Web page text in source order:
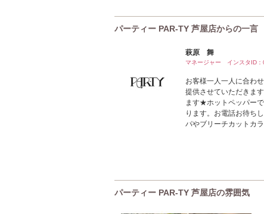
パーティー PAR-TY 芦屋店からの一言
萩原 舞
マネージャー インスタID：
お客様一人一人に合わ
提供させていただきま
ます★ホットペッパー
ります。お電話お待ち
パやブリーチカットカラ
パーティー PAR-TY 芦屋店の雰囲気